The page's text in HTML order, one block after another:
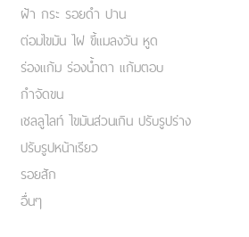
ฝ้า กระ รอยดำ ปาน
ต่อมไขมัน ไฝ ขี้แมลงวัน หูด
ร่องแก้ม ร่องน้ำตา แก้มตอบ
กำจัดขน
เชลลูไลท์ ไขมันส่วนเกิน ปรับรูปร่าง
ปรับรูปหน้าเรียว
รอยสัก
อื่นๆ